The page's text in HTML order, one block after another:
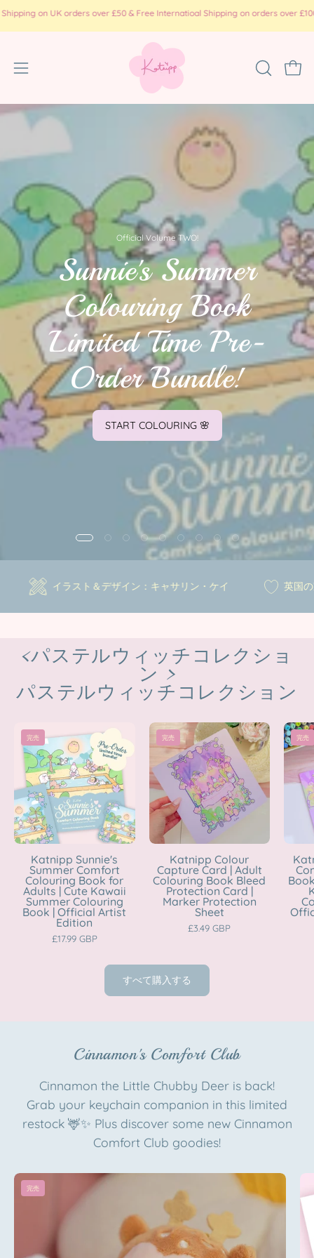
コ
ス
プ
UK orders over £50 & Free Internatioal Shipping on orders over £100 (
ナ
ゲ
ー
ン
メ
ニ
ュ
を
検
く
カ
Official Volume TWO!
Sunnie's Summer
Colouring Book
Limited Time Pre-
Order Bundle!
START COLOURING 🌸
イラスト＆デザイン：キャサリン・ケイ
<パステルウィッチコレクショ
ン >
パステルウィッチコレクション
Katnipp
Sunnie's
Summer
Comfort
Colouring
Book
for
Adults
Cute
Kawaii
Summer
Colouring
Official
Katnipp
character
product
完売
Katnipp Sunnie's
Summer Comfort
Colouring Book for
Adults | Cute Kawaii
Summer Colouring
Book | Official Artist
Edition
£17.99 GBP
Katnipp
Colour
Capture
Card
|
Adult
Colouring
Book
Bleed
Protection
Card
|
Katnipp
完売
Katnipp Colour
Capture Card | Adult
Colouring Book Bleed
Protection Card |
Marker Protection
Sheet
£3.49 GBP
完売
すべて購入する
Cinnamon's Comfort Club
Cinnamon the Little Chubby Deer is back!
Grab your keychain companion in this limited
restock 🦌✨ Plus discover some new Cinnamon
Comfort Club goodies!
the
Deer
Plush
Keychain
完売